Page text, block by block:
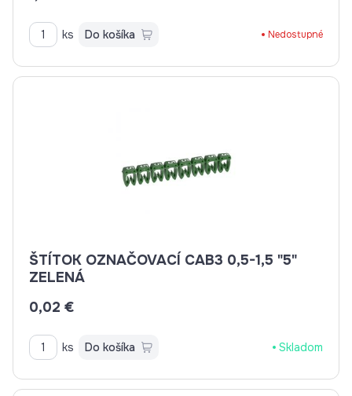
ks Do košíka Nedostupné
ŠTÍTOK OZNAČOVACÍ CAB3 0,5-1,5 "5"
ZELENÁ
0,02 €
ks Do košíka Skladom